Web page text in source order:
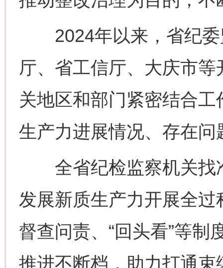
2024年以来，省纪委
厅、省工信厅、大庆市
关地区和部门紧密结合
生产力进展情况、存在问
全省纪检监察机关找
发展新质生产力开展全
督查问责、“回头看”等
推进不断档，助力打通